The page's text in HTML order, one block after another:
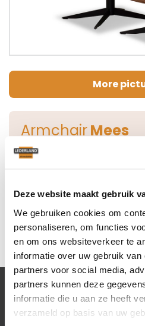
Deze website maakt gebruik
We gebruiken cookies om
personaliseren, om functies
en om ons websiteverkeer te
informatie over uw gebruik
partners voor social media,
partners kunnen deze
informatie die u aan ze heeft
verzameld op basis van uw
More
ArmchairMees
This model is no longer
Lederland shops